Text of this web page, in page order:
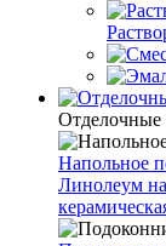
Отделочные
Напольное
Линолеум на